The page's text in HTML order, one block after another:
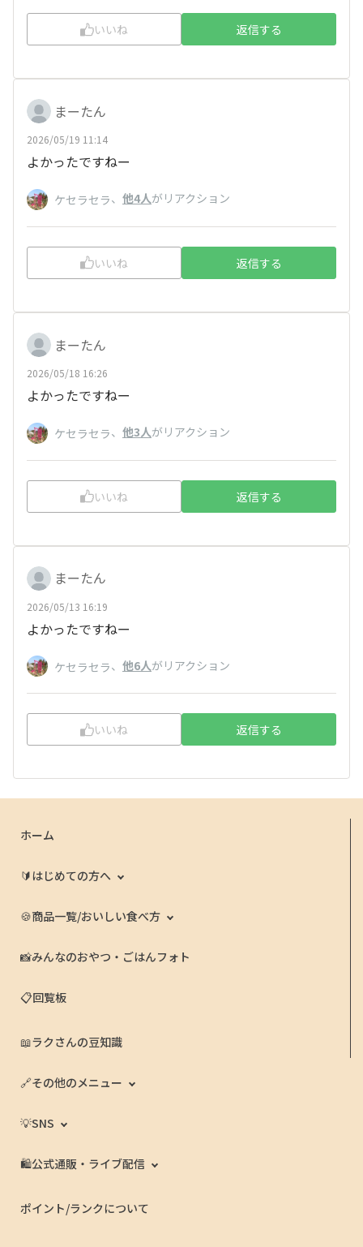
いいね 返信する
まーたん
2026/05/19 11:14
よかったですねー
ケセラセラ、 他4人がリアクション
いいね 返信する
まーたん
2026/05/18 16:26
よかったですねー
ケセラセラ、 他3人がリアクション
いいね 返信する
まーたん
2026/05/13 16:19
よかったですねー
ケセラセラ、 他6人がリアクション
いいね 返信する
ホーム
🔰はじめての方へ
🍪商品一覧/おいしい食べ方
📸みんなのおやつ・ごはんフォト
📋回覧板
📖ラクさんの豆知識
🔗その他のメニュー
💡SNS
🛍️公式通販・ライブ配信
ポイント/ランクについて